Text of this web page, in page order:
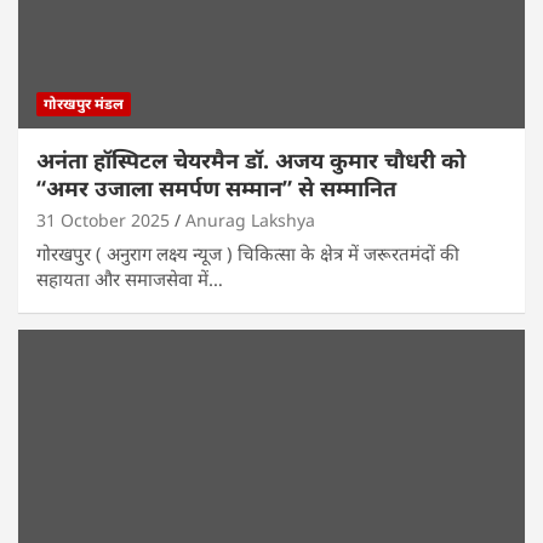
गोरखपुर मंडल
अनंता हॉस्पिटल चेयरमैन डॉ. अजय कुमार चौधरी को
“अमर उजाला समर्पण सम्मान” से सम्मानित
31 October 2025 Anurag Lakshya
गोरखपुर ( अनुराग लक्ष्य न्यूज ) चिकित्सा के क्षेत्र में जरूरतमंदों की
सहायता और समाजसेवा में…